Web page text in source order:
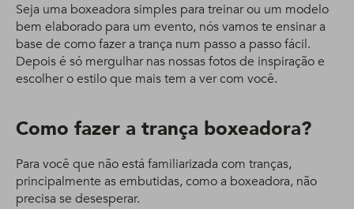
Seja uma boxeadora simples para treinar ou um modelo
bem elaborado para um evento, nós vamos te ensinar a
base de como fazer a trança num passo a passo fácil.
Depois é só mergulhar nas nossas fotos de inspiração e
escolher o estilo que mais tem a ver com você.
Como fazer a trança boxeadora?
Para você que não está familiarizada com tranças,
principalmente as embutidas, como a boxeadora, não
precisa se desesperar.